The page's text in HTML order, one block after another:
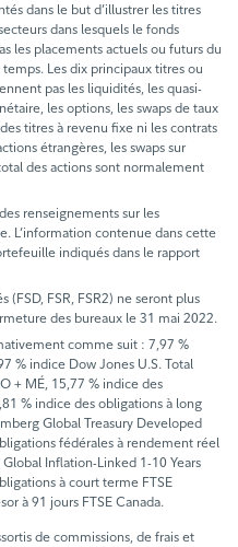
dans le but d’illustrer les titres
dans lesquels le fonds
les placements actuels ou futurs du
Les dix principaux titres ou
pas les liquidités, les quasi-
les options, les swaps de taux
titres à revenu fixe ni les contrats
étrangères, les swaps sur
des actions sont normalement
renseignements sur les
L’information contenue dans cette
indiqués dans le rapport
(FSD, FSR, FSR2) ne seront plus
des bureaux le 31 mai 2022.
comme suit : 7,97 %
% indice Dow Jones U.S. Total
+ MÉ, 15,77 % indice des
% indice des obligations à long
Global Treasury Developed
fédérales à rendement réel
Inflation-Linked 1-10 Years
à court terme FTSE
à 91 jours FTSE Canada.
de commissions, de frais et